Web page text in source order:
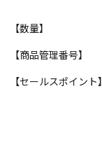
【数量】
【商品管理番号】
【セールスポイント】